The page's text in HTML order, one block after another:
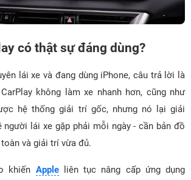
có thật sự đáng dùng?
lái xe và đang dùng iPhone, câu trả lời là
không làm xe nhanh hơn, cũng như
hệ thống giải trí gốc, nhưng nó lại giải
lái xe gặp phải mỗi ngày - cần bản đồ
và giải trí vừa đủ.
khiến Appleliên tục nâng cấp ứng dụng